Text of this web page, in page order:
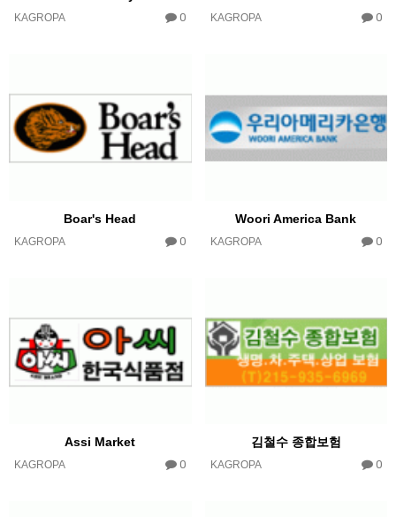
KAGROPA 0 KAGROPA 0
Boar's Head
KAGROPA 0
Woori America Bank
KAGROPA 0
Assi Market
KAGROPA 0
김철수 종합보험
KAGROPA 0